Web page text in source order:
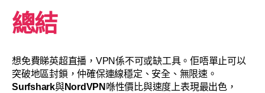
總結
想免費睇英超直播，VPN係不可或缺工具。佢唔單止可以
突破地區封鎖，仲確保連線穩定、安全、無限速。
Surfshark與NordVPN 喺性價比與速度上表現最出色，